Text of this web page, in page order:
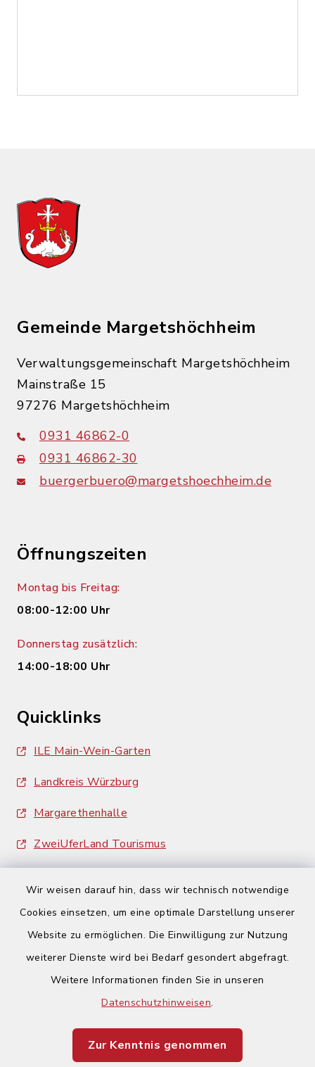
Wir weisen darauf hin, dass wir technisch notwendige
Cookies einsetzen, um eine optimale Darstellung unserer
Website zu ermöglichen. Die Einwilligung zur Nutzung
weiterer Dienste wird bei Bedarf gesondert abgefragt.
Weitere Informationen finden Sie in unseren
Datenschutzhinweisen.
Zur Kenntnis genommen
Gemeinde Margetshöchheim
Verwaltungsgemeinschaft Margetshöchheim
Mainstraße 15
97276 Margetshöchheim
0931 46862-0
0931 46862-30
buergerbuero@margetshoechheim.de
Öffnungszeiten
Montag bis Freitag:
08:00-12:00 Uhr
Donnerstag zusätzlich:
14:00-18:00 Uhr
Quicklinks
ILE Main-Wein-Garten
Landkreis Würzburg
Margarethenhalle
ZweiUferLand Tourismus
Barrierefreiheit
Impressum